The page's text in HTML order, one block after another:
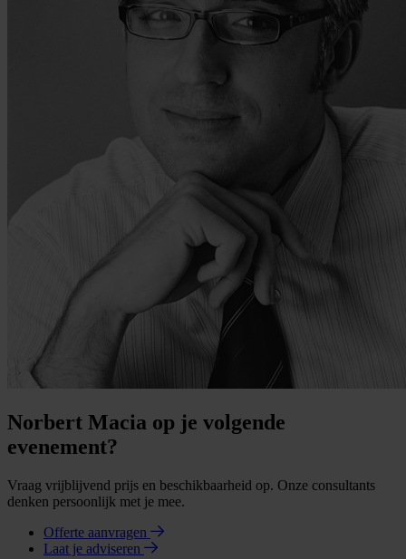
Norbert Macia op je volgende
evenement?
Vraag vrijblijvend prijs en beschikbaarheid op. Onze consultants
denken persoonlijk met je mee.
Offerte aanvragen
Laat je adviseren